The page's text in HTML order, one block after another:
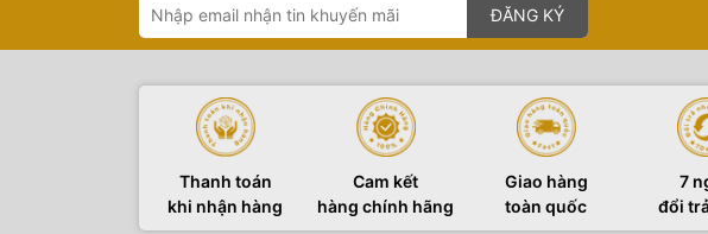
ĐĂNG KÝ
Thanh toán
khi nhận hàng
Cam kết
hàng chính hãng
Giao hàng
toàn quốc
7
đổi